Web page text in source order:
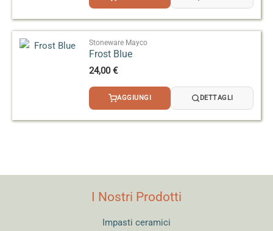
Stoneware Mayco
Frost Blue
24,00€
AGGIUNGI DETTAGLI
I Nostri Prodotti
Impasti ceramici